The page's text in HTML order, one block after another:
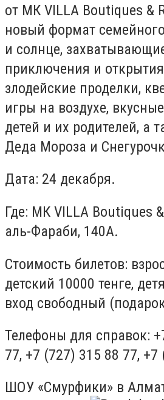
от МК VILLA Boutiques &
новый формат
и солнце,
приключения и
злодейские проделки,
игры на воздухе,
детей и их родителей, а
Деда Мороза и
Дата: 24 декабря.
Где: МК VILLA Boutiques
аль-Фараби, 140А.
Стоимость билетов:
детский 10000 тенге,
вход свободный
Телефоны для справок:
77, +7 (727) 315 88 77,
ШОУ «Смурфики» в